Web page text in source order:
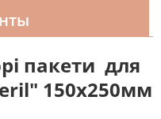
пакети для
150х250мм